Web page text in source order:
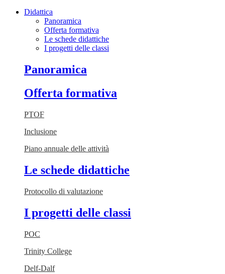
Didattica
Panoramica
Offerta formativa
Le schede didattiche
I progetti delle classi
Panoramica
Offerta formativa
PTOF
Inclusione
Piano annuale delle attività
Le schede didattiche
Protocollo di valutazione
I progetti delle classi
POC
Trinity College
Delf-Dalf